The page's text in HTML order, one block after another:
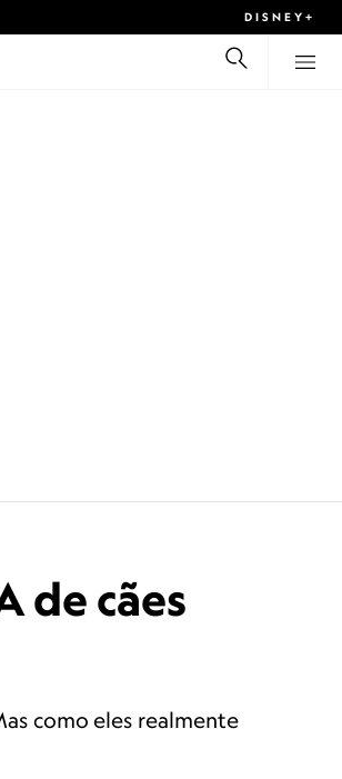
DISNEY+
de cães
como eles realmente